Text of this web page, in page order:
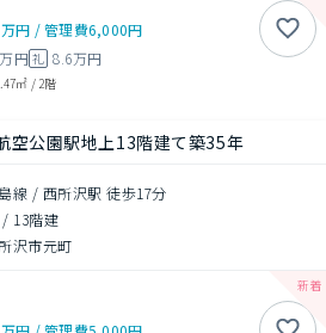
万円 /管理費6,000円
円礼 8.6万円
㎡ / 2階
空公園駅地上13階建て築35年
線 / 西所沢駅 徒歩17分
/ 13階建
沢市元町